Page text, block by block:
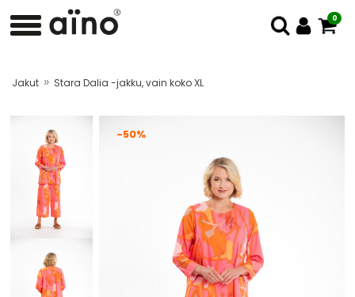
0
Jakut » Stara Dalia -jakku, vain koko XL
-50%